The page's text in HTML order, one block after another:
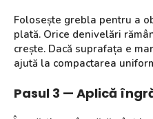
Folosește grebla pentru a
plată. Orice denivelări
crește. Dacă suprafața e
ajută la compactarea
Pasul 3 — Aplică